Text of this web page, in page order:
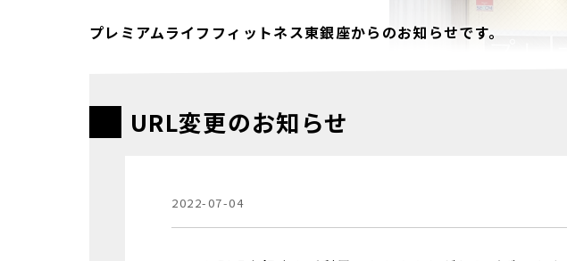
プレミアムライフフィットネス東銀座からのお知らせです。
URL変更のお知らせ
2022-07-04